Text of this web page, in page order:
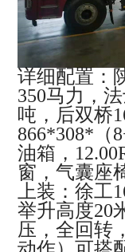
详细配置：
350马力，
吨，后双桥
866*308*（
油箱，
窗，气囊座
上装：徐工
举升高度20
压，全回转